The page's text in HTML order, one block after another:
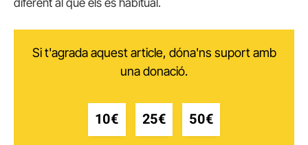
Si t'agrada aquest article, dóna'ns suport amb
una donació.
10€ 25€ 50€